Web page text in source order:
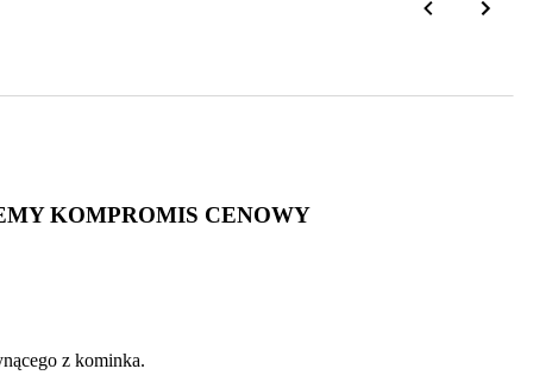
KOMPROMIS CENOWY
z kominka.